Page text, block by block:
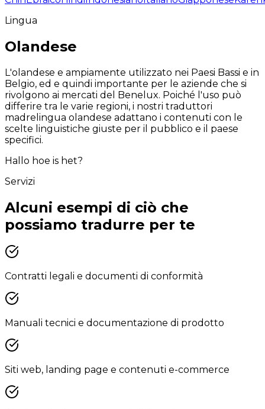
Lingua
Olandese
L'olandese e ampiamente utilizzato nei Paesi Bassi e in
Belgio, ed e quindi importante per le aziende che si
rivolgono ai mercati del Benelux. Poiché l'uso può
differire tra le varie regioni, i nostri traduttori
madrelingua olandese adattano i contenuti con le
scelte linguistiche giuste per il pubblico e il paese
specifici.
Hallo hoe is het?
Servizi
Alcuni esempi di ciò che
possiamo tradurre per te
Contratti legali e documenti di conformità
Manuali tecnici e documentazione di prodotto
Siti web, landing page e contenuti e-commerce